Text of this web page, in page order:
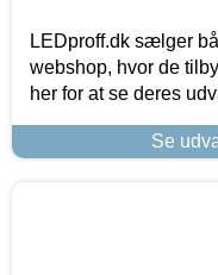
LEDproff.dk sælger
webshop, hvor de
her for at se deres
Se